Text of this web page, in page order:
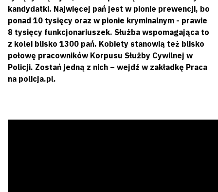
kandydatki. Najwięcej pań jest w pionie prewencji, bo
ponad 10 tysięcy oraz w pionie kryminalnym - prawie
8 tysięcy funkcjonariuszek. Służba wspomagająca to
z kolei blisko 1300 pań. Kobiety stanowią też blisko
połowę pracowników Korpusu Służby Cywilnej w
Policji. Zostań jedną z nich – wejdź w zakładkę Praca
na policja.pl.